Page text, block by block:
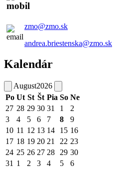
zmo@zmo.sk
andrea.briestenska@zmo.sk
Kalendár
August2026
Po Ut St Št Pia So Ne
27 28 29 30 31 1
2
3
4 5 6 7 8
9
10 11 12 13 14 15 16
17 18 19 20 21 22 23
24 25 26 27 28 29 30
31 1 2 3 4 5 6